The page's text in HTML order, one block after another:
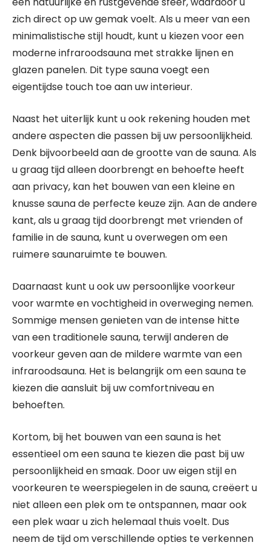
zich direct op uw gemak voelt. Als u meer van een
minimalistische stijl houdt, kunt u kiezen voor een
moderne infraroodsauna met strakke lijnen en
glazen panelen. Dit type sauna voegt een
eigentijdse touch toe aan uw interieur.
Naast het uiterlijk kunt u ook rekening houden met
andere aspecten die passen bij uw persoonlijkheid.
Denk bijvoorbeeld aan de grootte van de sauna. Als
u graag tijd alleen doorbrengt en behoefte heeft
aan privacy, kan het bouwen van een kleine en
knusse sauna de perfecte keuze zijn. Aan de andere
kant, als u graag tijd doorbrengt met vrienden of
familie in de sauna, kunt u overwegen om een
ruimere saunaruimte te bouwen.
Daarnaast kunt u ook uw persoonlijke voorkeur
voor warmte en vochtigheid in overweging nemen.
Sommige mensen genieten van de intense hitte
van een traditionele sauna, terwijl anderen de
voorkeur geven aan de mildere warmte van een
infraroodsauna. Het is belangrijk om een sauna te
kiezen die aansluit bij uw comfortniveau en
behoeften.
Kortom, bij het bouwen van een sauna is het
essentieel om een sauna te kiezen die past bij uw
persoonlijkheid en smaak. Door uw eigen stijl en
voorkeuren te weerspiegelen in de sauna, creëert u
niet alleen een plek om te ontspannen, maar ook
een plek waar u zich helemaal thuis voelt. Dus
neem de tijd om verschillende opties te verkennen